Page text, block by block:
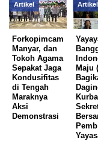
Artikel
Forkopimcam
Manyar, dan
Tokoh Agama
Sepakat Jaga
Kondusifitas
di Tengah
Maraknya
Aksi
Demonstrasi
Artikel
Maju